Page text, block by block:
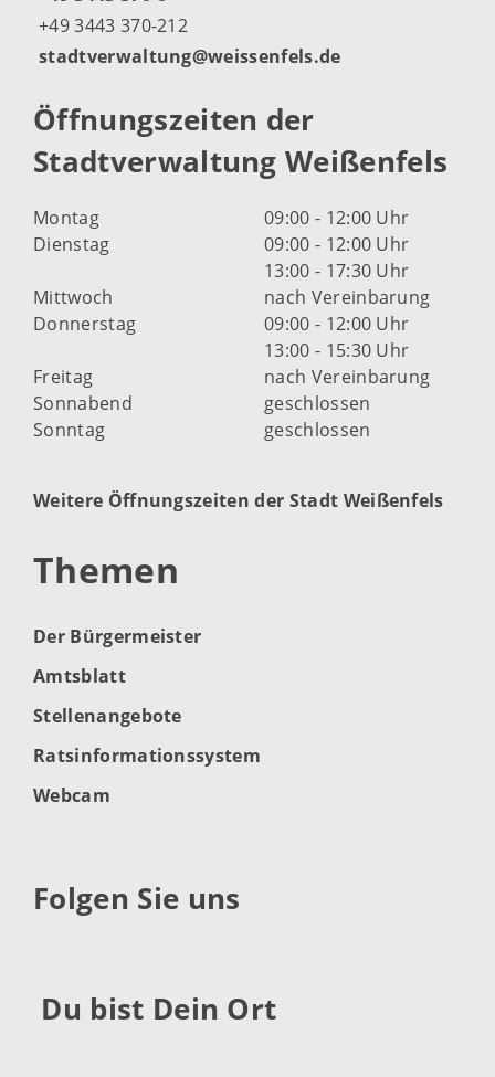
+49 3443 370-212
stadtverwaltung@weissenfels.de
Öffnungszeiten der
Stadtverwaltung Weißenfels
Montag
09:00 - 12:00 Uhr
Dienstag
09:00 - 12:00 Uhr
13:00 - 17:30 Uhr
Mittwoch
nach Vereinbarung
Donnerstag
09:00 - 12:00 Uhr
13:00 - 15:30 Uhr
Freitag
nach Vereinbarung
Sonnabend
geschlossen
Sonntag
geschlossen
Weitere Öffnungszeiten der Stadt Weißenfels
Themen
Der Bürgermeister
Amtsblatt
Stellenangebote
Ratsinformationssystem
Webcam
Folgen Sie uns
Du bist Dein Ort